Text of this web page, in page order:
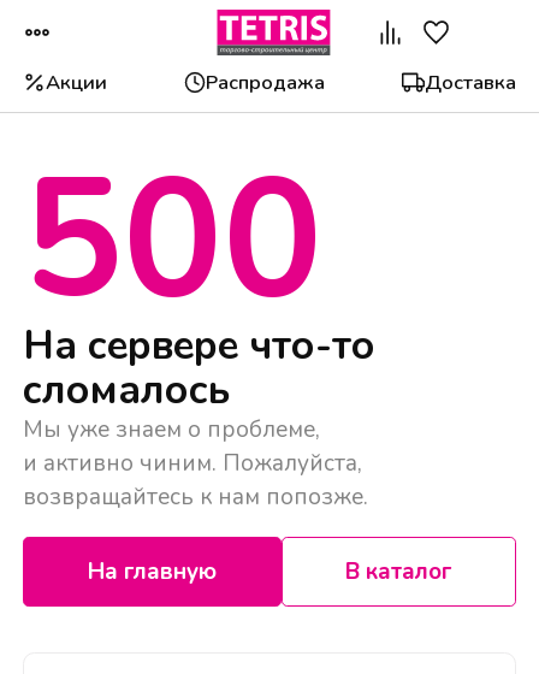
Акции Распродажа Доставка
500
На сервере что-то
сломалось
Мы уже знаем о проблеме,
и активно чиним. Пожалуйста,
возвращайтесь к нам попозже.
На главную В каталог